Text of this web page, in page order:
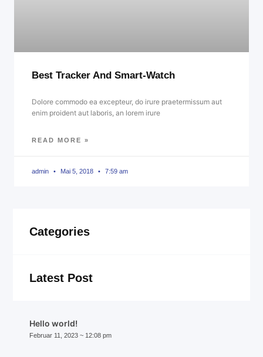
Best Tracker And Smart-Watch
Dolore commodo ea excepteur, do irure praetermissum aut
enim proident aut laboris, an lorem irure
READ MORE »
admin Mai 5, 2018 7:59 am
Categories
Latest Post
Hello world!
Februar 11, 2023 12:08 pm